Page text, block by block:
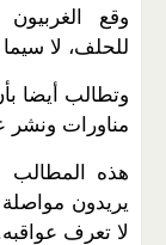
وقع
للحلف، لا
وتطالب أيضا
مناورات ونشر
هذه المطالب
يريدون
لا تعرف